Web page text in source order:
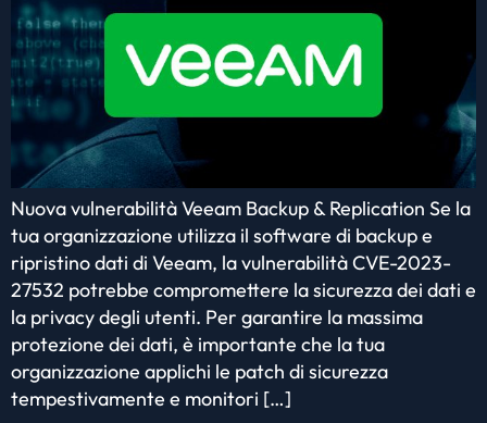
Nuova vulnerabilità Veeam Backup & Replication Se la
tua organizzazione utilizza il software di backup e
ripristino dati di Veeam, la vulnerabilità CVE-2023-
27532 potrebbe compromettere la sicurezza dei dati e
la privacy degli utenti. Per garantire la massima
protezione dei dati, è importante che la tua
organizzazione applichi le patch di sicurezza
tempestivamente e monitori […]